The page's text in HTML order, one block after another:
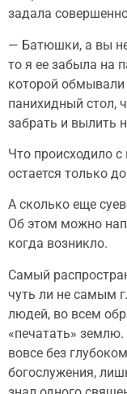
задала
— Батюшки, а вы
то я ее забыла на
которой обмывали
панихидный стол,
забрать и вылить
Что происходило
остается только
А сколько еще
Об этом можно
когда возникло.
Самый
чуть ли не самым
людей, во всем
«печатать»
вовсе без
богослужения,